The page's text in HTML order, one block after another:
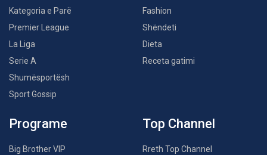
Kategoria e Parë
Premier League
La Liga
Serie A
Shumësportësh
Sport Gossip
Fashion
Shëndeti
Dieta
Receta gatimi
Programe
Big Brother VIP
Top Channel
Rreth Top Channel